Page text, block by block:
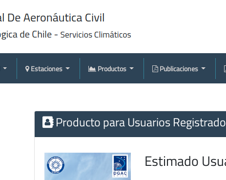
Estaciones Productos Publicaciones
Producto para Usuarios
Estimado